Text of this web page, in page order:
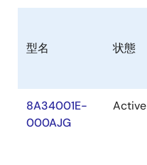
型名 状態
8A34001E-
000AJG
Active